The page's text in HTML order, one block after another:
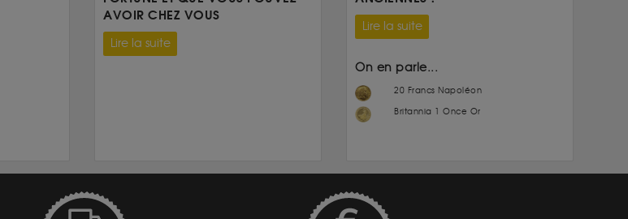
AVOIR CHEZ VOUS
Lire la suite
Lire la suite
On en parle...
20 Francs Napoléon
Britannia 1 Once Or